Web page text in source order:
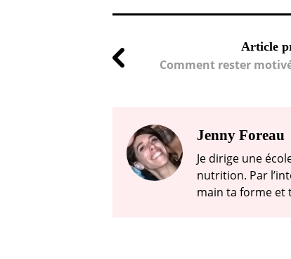
Article
Comment rester
Jenny Foreau
Je dirige une
nutrition. Par
main ta forme et